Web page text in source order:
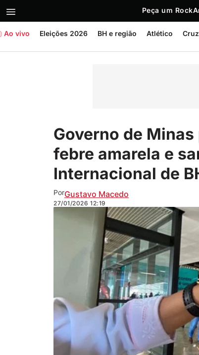
Peça um Rock
Ao vivo Eleições 2026 BH e região Atlético
Governo de
febre amarela e
Internacional de
PorGustavo Macedo
27/01/2026 12:19